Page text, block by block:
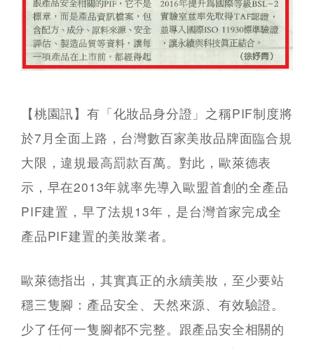
【桃園訊】有「化妝品身分證」之稱PIF制度將
於7月全面上路，台灣數百家美妝品牌面臨合規
大限，違規最高罰款百萬。對此，歐萊德表
示，早在2013年就率先導入歐盟首創的全產品
PIF建置，早了法規13年，是台灣首家完成全
產品PIF建置的美妝業者。
歐萊德指出，其實真正的永續美妝，至少要站
穩三隻腳：產品安全、天然來源、有效驗證。
少了任何一隻腳都不完整。跟產品安全相關的